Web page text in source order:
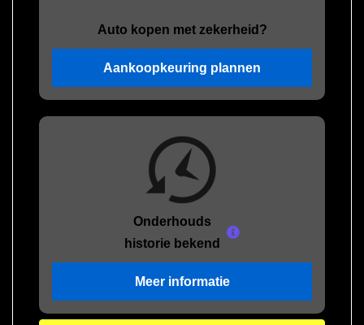
Auto kopen met zekerheid?
Aankoopkeuring plannen
Onderhouds
historie bekend
Meer informatie